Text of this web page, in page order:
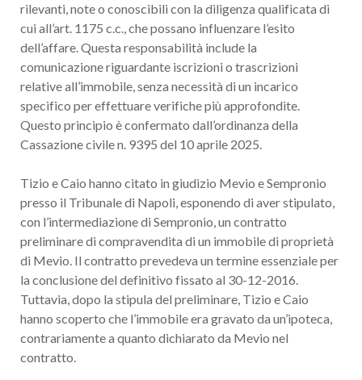
rilevanti, note o conoscibili con la diligenza qualificata di
cui all’art. 1175 c.c., che possano influenzare l’esito
dell’affare. Questa responsabilità include la
comunicazione riguardante iscrizioni o trascrizioni
relative all’immobile, senza necessità di un incarico
specifico per effettuare verifiche più approfondite.
Questo principio è confermato dall’ordinanza della
Cassazione civile n. 9395 del 10 aprile 2025.
Tizio e Caio hanno citato in giudizio Mevio e Sempronio
presso il Tribunale di Napoli, esponendo di aver stipulato,
con l’intermediazione di Sempronio, un contratto
preliminare di compravendita di un immobile di proprietà
di Mevio. Il contratto prevedeva un termine essenziale per
la conclusione del definitivo fissato al 30-12-2016.
Tuttavia, dopo la stipula del preliminare, Tizio e Caio
hanno scoperto che l’immobile era gravato da un’ipoteca,
contrariamente a quanto dichiarato da Mevio nel
contratto.